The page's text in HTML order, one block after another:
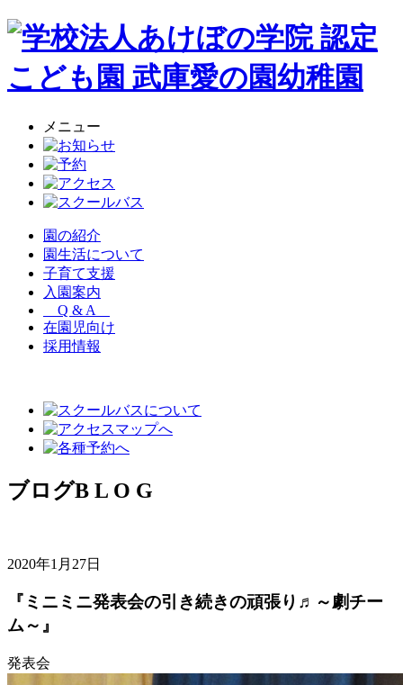
メニュー
園の紹介
園生活について
子育て支援
入園案内
Q & A
在園児向け
採用情報
ブログB L O G
2020年1月27日
『ミニミニ発表会の引き続きの頑張り♬～劇チー
ム～』
発表会